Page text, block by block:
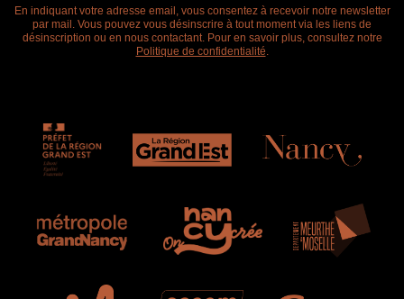
En indiquant votre adresse email, vous consentez à recevoir notre newsletter
par mail. Vous pouvez vous désinscrire à tout moment via les liens de
désinscription ou en nous contactant. Pour en savoir plus, consultez notre
Politique de confidentialité.